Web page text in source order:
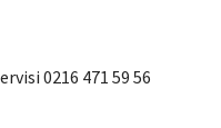
0216 471 59 56